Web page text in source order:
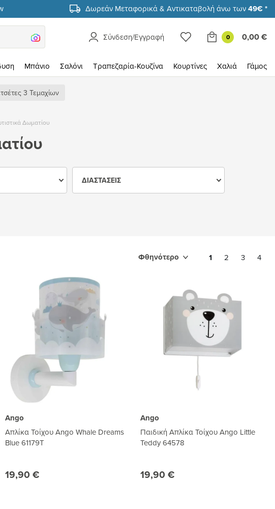
Δωρεάν Μεταφορικά & Αντικαταβολή άνω των49€ *
Σύνδεση/Εγγραφή 0 0,00 €
Μπάνιο Σαλόνι Τραπεζαρία-Κουζίνα Κουρτίνες Χαλιά Γάμος
3 Τεμαχίων
Δωματίου
ΔΙΑΣΤΆΣΕΙΣ
Φθηνότερο 1 2 3 4
Ango
Απλίκα Τοίχου Ango Whale Dreams
Blue 61179T
19,90 €
Ango
Παιδική Απλίκα Τοίχου Ango Little
Teddy 64578
19,90 €